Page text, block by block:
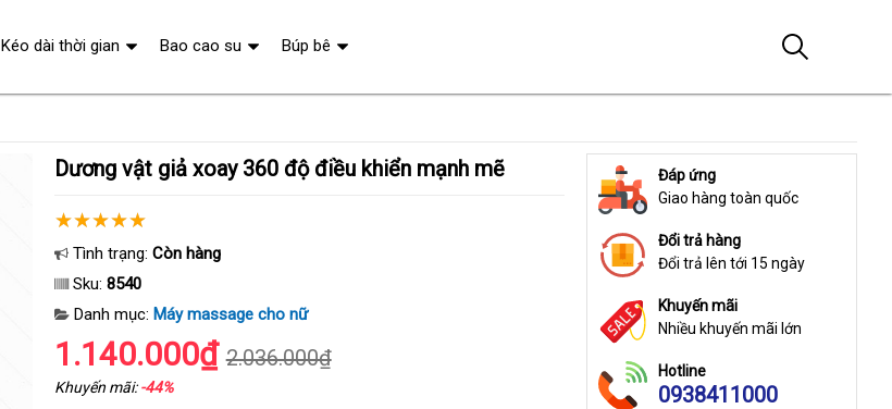
Dương vật giả xoay 360 độ điều khiển mạnh mẽ
Tình trạng: Còn hàng
Sku: 8540
Danh mục: Máy massage cho nữ
1.140.000₫ 2.036.000₫
Khuyến mãi:-44%
Đáp ứng
Giao hàng toàn quốc
Đổi trả hàng
Đổi trả lên tới 15 ngày
Khuyến mãi
Nhiều khuyến mãi lớn
Hotline
0938411000
Kéo dài thời gian Bao cao su Búp bê